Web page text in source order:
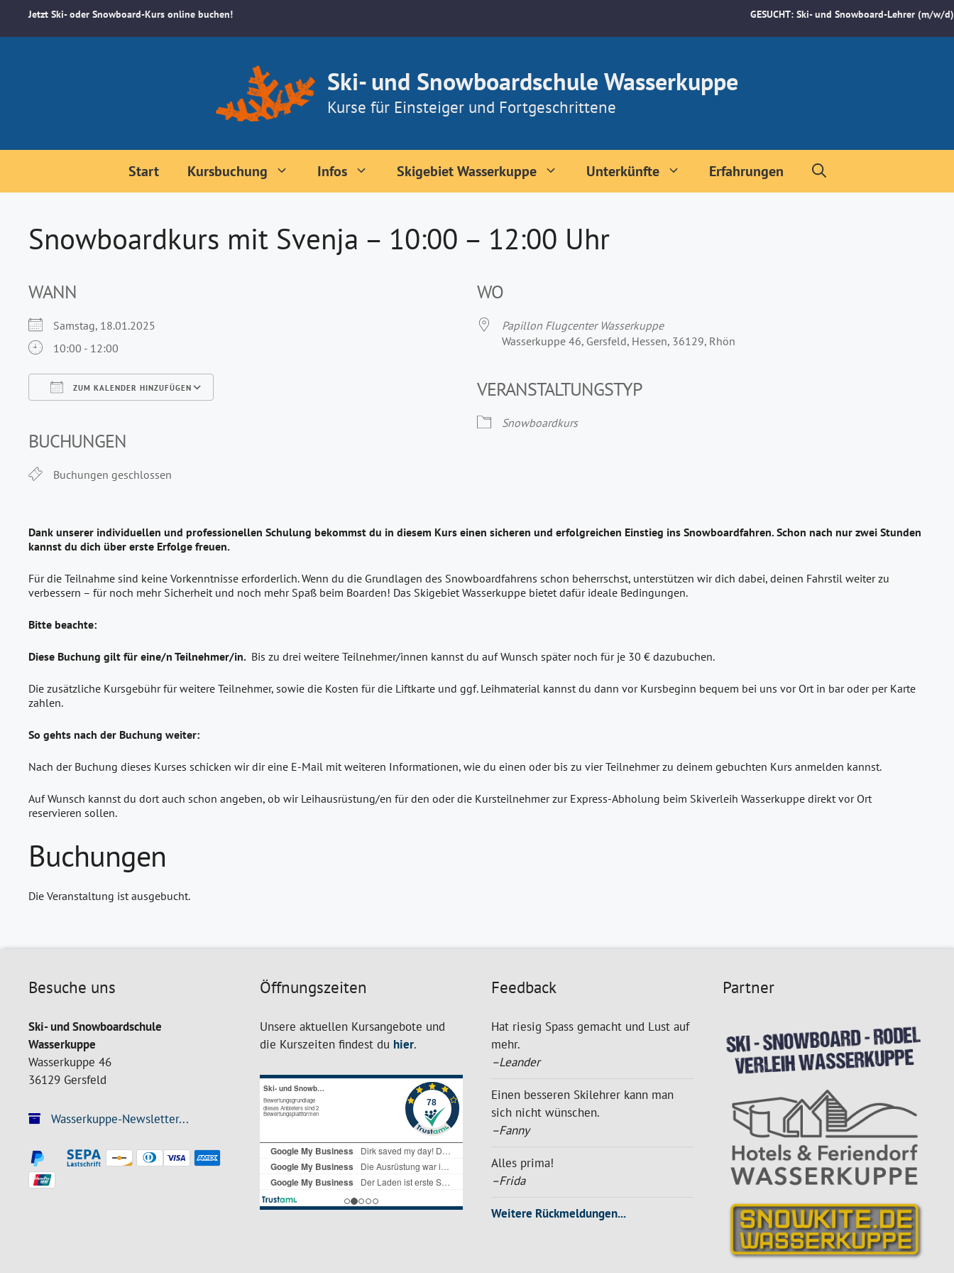
GESUCHT: Ski- und Snowboard-Lehrer (m/w/d)
Jetzt Ski- oder Snowboard-Kurs online buchen!
Ski- und Snowboardschule Wasserkuppe
Kurse für Einsteiger und Fortgeschrittene
Start Kursbuchung Infos Skigebiet Wasserkuppe Unterkünfte Erfahrungen
Snowboardkurs mit Svenja – 10:00 – 12:00 Uhr
WANN
Samstag, 18.01.2025
10:00 - 12:00
ZUM KALENDER HINZUFÜGEN
BUCHUNGEN
Buchungen geschlossen
WO
Papillon Flugcenter Wasserkuppe
Wasserkuppe 46, Gersfeld, Hessen, 36129, Rhön
VERANSTALTUNGSTYP
Snowboardkurs
Dank unserer individuellen und professionellen Schulung bekommst du in diesem Kurs einen sicheren und erfolgreichen Einstieg ins Snowboardfahren. Schon nach nur zwei Stunden
kannst du dich über erste Erfolge freuen.
Für die Teilnahme sind keine Vorkenntnisse erforderlich. Wenn du die Grundlagen des Snowboardfahrens schon beherrschst, unterstützen wir dich dabei, deinen Fahrstil weiter zu
verbessern – für noch mehr Sicherheit und noch mehr Spaß beim Boarden! Das Skigebiet Wasserkuppe bietet dafür ideale Bedingungen.
Bitte beachte:
Diese Buchung gilt für eine/n Teilnehmer/in. Bis zu drei weitere Teilnehmer/innen kannst du auf Wunsch später noch für je 30 € dazubuchen.
Die zusätzliche Kursgebühr für weitere Teilnehmer, sowie die Kosten für die Liftkarte und ggf. Leihmaterial kannst du dann vor Kursbeginn bequem bei uns vor Ort in bar oder per Karte
zahlen.
So gehts nach der Buchung weiter:
Nach der Buchung dieses Kurses schicken wir dir eine E-Mail mit weiteren Informationen, wie du einen oder bis zu vier Teilnehmer zu deinem gebuchten Kurs anmelden kannst.
Auf Wunsch kannst du dort auch schon angeben, ob wir Leihausrüstung/en für den oder die Kursteilnehmer zur Express-Abholung beim Skiverleih Wasserkuppe direkt vor Ort
reservieren sollen.
Buchungen
Die Veranstaltung ist ausgebucht.
Besuche uns
Ski- und Snowboardschule
Wasserkuppe
Wasserkuppe 46
36129 Gersfeld
Wasserkuppe-Newsletter...
Öffnungszeiten
Unsere aktuellen Kursangebote und
die Kurszeiten findest du hier.
Feedback
Hat riesig Spass gemacht und Lust auf
mehr.
–Leander
Einen besseren Skilehrer kann man
sich nicht wünschen.
–Fanny
Alles prima!
–Frida
Weitere Rückmeldungen...
Partner